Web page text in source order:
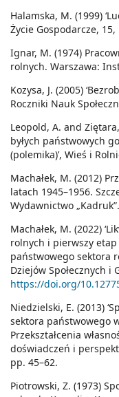
Halamska, M. (1999)
Życie Gospodarcze, 15,
Ignar, M. (1974)
rolnych. Warszawa:
Kozysa, J. (2005)
Roczniki Nauk
Leopold, A. and
byłych państwowych
(polemika)’, Wieś i
Machałek, M. (2012)
latach 1945–1956.
Wydawnictwo „Kadruk”.
Machałek, M. (2022)
rolnych i pierwszy etap
państwowego sektora
Dziejów Społecznych i
https://doi.org/
Niedzielski, E. (2013)
sektora państwowego
Przekształcenia
doświadczeń i
pp. 45–62.
Piotrowski, Z. (1973)